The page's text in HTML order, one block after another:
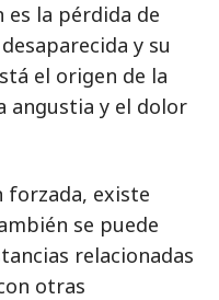
la pérdida de
y su
el origen de la
angustia y el dolor
forzada, existe
se puede
relacionadas
otras